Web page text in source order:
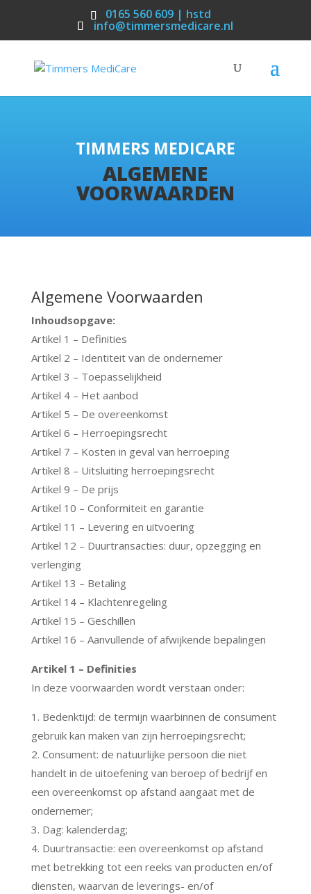
0165 560 609 | hstd
info@timmersmedicare.nl
TIMMERS MEDICARE
ALGEMENE
VOORWAARDEN
Algemene Voorwaarden
Inhoudsopgave:
Artikel 1 – Definities
Artikel 2 – Identiteit van de ondernemer
Artikel 3 – Toepasselijkheid
Artikel 4 – Het aanbod
Artikel 5 – De overeenkomst
Artikel 6 – Herroepingsrecht
Artikel 7 – Kosten in geval van herroeping
Artikel 8 – Uitsluiting herroepingsrecht
Artikel 9 – De prijs
Artikel 10 – Conformiteit en garantie
Artikel 11 – Levering en uitvoering
Artikel 12 – Duurtransacties: duur, opzegging en
verlenging
Artikel 13 – Betaling
Artikel 14 – Klachtenregeling
Artikel 15 – Geschillen
Artikel 16 – Aanvullende of afwijkende bepalingen
Artikel 1 – Definities
In deze voorwaarden wordt verstaan onder:
1. Bedenktijd: de termijn waarbinnen de consument
gebruik kan maken van zijn herroepingsrecht;
2. Consument: de natuurlijke persoon die niet
handelt in de uitoefening van beroep of bedrijf en
een overeenkomst op afstand aangaat met de
ondernemer;
3. Dag: kalenderdag;
4. Duurtransactie: een overeenkomst op afstand
met betrekking tot een reeks van producten en/of
diensten, waarvan de leverings- en/of